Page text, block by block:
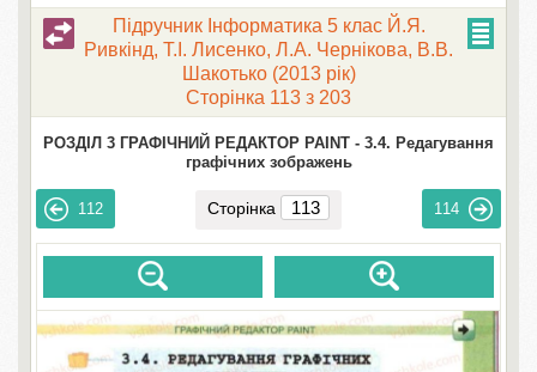
Підручник Інформатика 5 клас Й.Я.
Ривкінд, Т.І. Лисенко, Л.А. Чернікова, В.В.
Шакотько (2013 рік)
Сторінка 113 з 203
РОЗДІЛ 3 ГРАФІЧНИЙ РЕДАКТОР PAINT - 3.4. Редагування
графічних зображень
112 Сторінка 114